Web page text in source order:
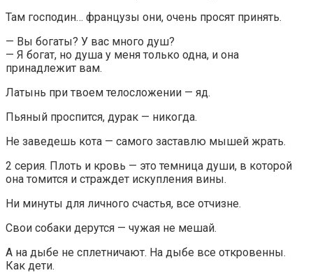
Там господин… французы они, очень просят принять.
— Вы богаты? У вас много душ?
— Я богат, но душа у меня только одна, и она
принадлежит вам.
Латынь при твоем телосложении — яд.
Пьяный проспится, дурак — никогда.
Не заведешь кота — самого заставлю мышей жрать.
2 серия. Плоть и кровь — это темница души, в которой
она томится и страждет искупления вины.
Ни минуты для личного счастья, все отчизне.
Свои собаки дерутся — чужая не мешай.
А на дыбе не сплетничают. На дыбе все откровенны.
Как дети.